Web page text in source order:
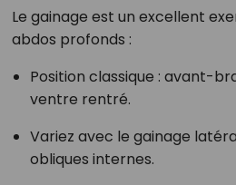
Le gainage est un excellent
abdos profonds :
Position classique : avant-
ventre rentré.
Variez avec le gainage
obliques internes.